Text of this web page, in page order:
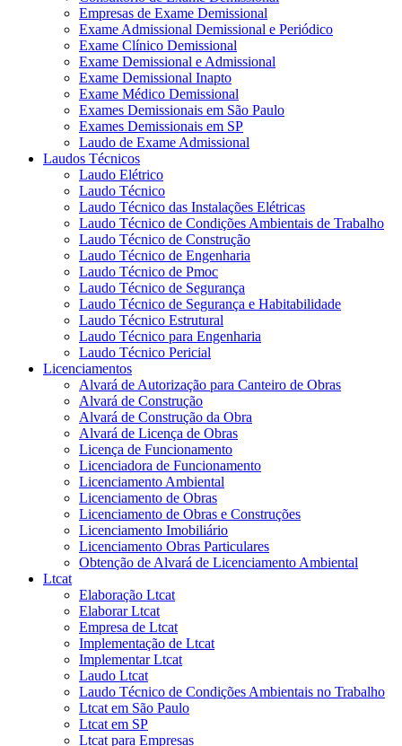
Empresas de Exame Demissional
Exame Admissional Demissional e Periódico
Exame Clínico Demissional
Exame Demissional e Admissional
Exame Demissional Inapto
Exame Médico Demissional
Exames Demissionais em São Paulo
Exames Demissionais em SP
Laudo de Exame Admissional
Laudos Técnicos
Laudo Elétrico
Laudo Técnico
Laudo Técnico das Instalações Elétricas
Laudo Técnico de Condições Ambientais de Trabalho
Laudo Técnico de Construção
Laudo Técnico de Engenharia
Laudo Técnico de Pmoc
Laudo Técnico de Segurança
Laudo Técnico de Segurança e Habitabilidade
Laudo Técnico Estrutural
Laudo Técnico para Engenharia
Laudo Técnico Pericial
Licenciamentos
Alvará de Autorização para Canteiro de Obras
Alvará de Construção
Alvará de Construção da Obra
Alvará de Licença de Obras
Licença de Funcionamento
Licenciadora de Funcionamento
Licenciamento Ambiental
Licenciamento de Obras
Licenciamento de Obras e Construções
Licenciamento Imobiliário
Licenciamento Obras Particulares
Obtenção de Alvará de Licenciamento Ambiental
Ltcat
Elaboração Ltcat
Elaborar Ltcat
Empresa de Ltcat
Implementação de Ltcat
Implementar Ltcat
Laudo Ltcat
Laudo Técnico de Condições Ambientais no Trabalho
Ltcat em São Paulo
Ltcat em SP
Ltcat para Empresas